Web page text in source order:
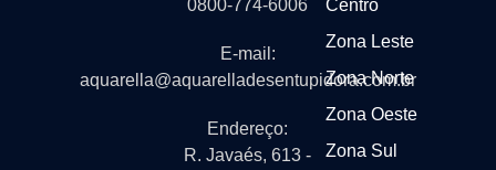
0800-774-6006
E-mail:
aquarella@aquarelladesentupidora.com.br
Endereço:
R. Javaés, 613 -
Centro
Zona Leste
Zona Norte
Zona Oeste
Zona Sul